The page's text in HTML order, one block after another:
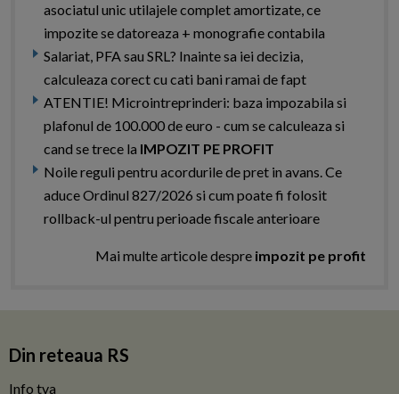
asociatul unic utilajele complet amortizate, ce
impozite se datoreaza + monografie contabila
Salariat, PFA sau SRL? Inainte sa iei decizia,
calculeaza corect cu cati bani ramai de fapt
ATENTIE! Microintreprinderi: baza impozabila si
plafonul de 100.000 de euro - cum se calculeaza si
cand se trece la IMPOZIT PE PROFIT
Noile reguli pentru acordurile de pret in avans. Ce
aduce Ordinul 827/2026 si cum poate fi folosit
rollback-ul pentru perioade fiscale anterioare
Mai multe articole despre impozit pe profit
Din reteaua RS
Info tva